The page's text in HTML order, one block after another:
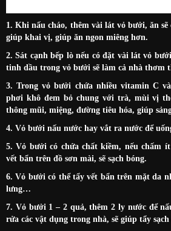
1. Khi nấu cháo, thêm vài lát vỏ bưởi, ăn
giúp khai vị, giúp ăn ngon miêng hơn.
2. Sát cạnh bếp lò nếu có đặt vài lát vỏ
tinh dầu trong vỏ bưởi sẽ làm cả nhà thơm
3. Trong vỏ bưởi chứa nhiều vitamin C
phơi khô đem bỏ chung với trà, mùi vị
thông mũi, miệng, đường tiêu hóa, giúp
4. Vỏ bưởi nấu nước hay vắt ra nước để
5. Vỏ bưởi có chứa chất kiềm, nếu chấm
vết bẩn trên đồ sơn mài, sẽ sạch bóng.
6. Vỏ bưởi có thể tẩy vết bẩn trên mặt da
lưng…
7. Vỏ bưởi 1 – 2 quả, thêm 2 ly nước để
rửa các vật dụng trong nhà, sẽ giúp tẩy sạch